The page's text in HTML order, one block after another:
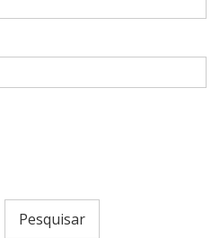
Pesquisar